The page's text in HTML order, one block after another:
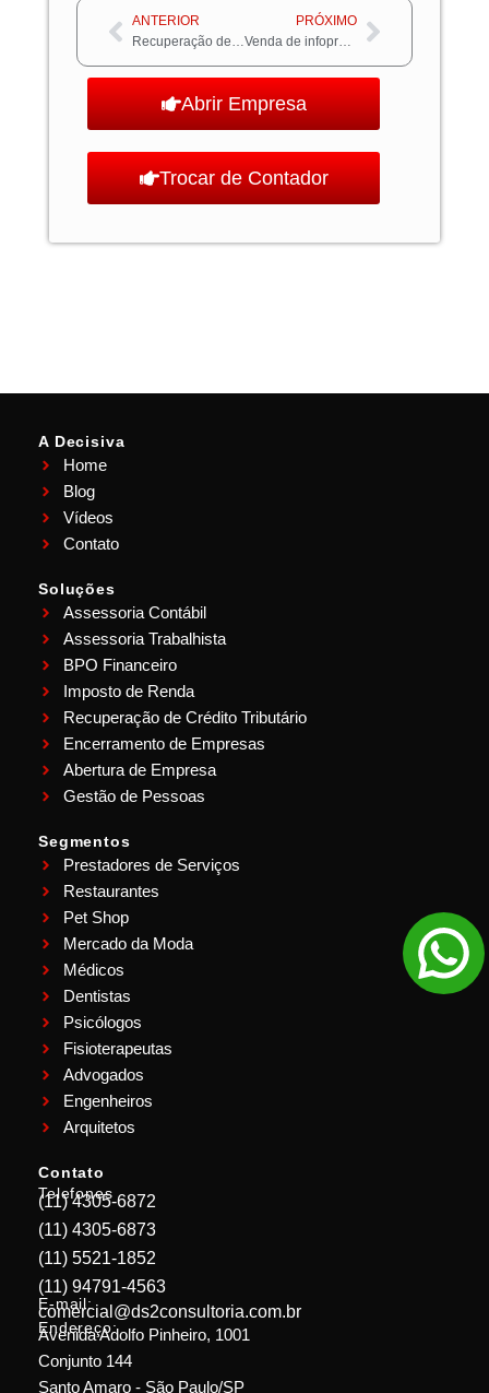
Anterior
ANTERIOR
Recuperação de impostos: Obtenha de forma fácil!
PRÓXIMO
Venda de infoprodutos: como melhorar em sua rotina? Próximo
Abrir Empresa
Trocar de Contador
A Decisiva
Home
Blog
Vídeos
Contato
Soluções
Assessoria Contábil
Assessoria Trabalhista
BPO Financeiro
Imposto de Renda
Recuperação de Crédito Tributário
Encerramento de Empresas
Abertura de Empresa
Gestão de Pessoas
Segmentos
Prestadores de Serviços
Restaurantes
Pet Shop
Mercado da Moda
Médicos
Dentistas
Psicólogos
Fisioterapeutas
Advogados
Engenheiros
Arquitetos
Contato
Telefones
(11) 4305-6872
(11) 4305-6873
(11) 5521-1852
(11) 94791-4563
E-mail:
comercial@ds2consultoria.com.br
Endereço:
Avenida Adolfo Pinheiro, 1001
Conjunto 144
Santo Amaro - São Paulo/SP